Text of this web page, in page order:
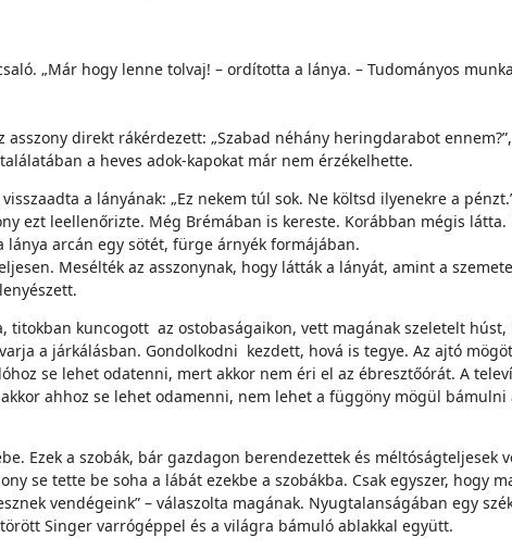
„Már hogy lenne tolvaj! – ordította a lánya. – Tudományos
direkt rákérdezett: „Szabad néhány heringdarabot
a heves adok-kapokat már nem érzékelhette.
a lányának: „Ez nekem túl sok. Ne költsd ilyenekre a
ezt leellenőrizte. Még Brémában is kereste. Korábban mégis
arcán egy sötét, fürge árnyék formájában.
Mesélték az asszonynak, hogy látták a lányát, amint a
kuncogott az ostobaságaikon, vett magának szeletelt húst,
a járkálásban. Gondolkodni kezdett, hová is tegye. Az ajtó
se lehet odatenni, mert akkor nem éri el az ébresztőórát. A
ahhoz se lehet odamenni, nem lehet a függöny mögül
Ezek a szobák, bár gazdagon berendezettek és méltóságteljesek
tette be soha a lábát ezekbe a szobákba. Csak egyszer, hogy
vendégeink” – válaszolta magának. Nyugtalanságában egy
Singer varrógéppel és a világra bámuló ablakkal együtt.